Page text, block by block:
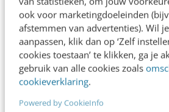
ook voor marketingdoeleinden
afstemmen van advertenties). Wil
aanpassen, klik dan op ‘Zelf
cookies toestaan’ te klikken, ga je
gebruik van alle cookies zoals
cookieverklaring.
Powered by CookieInfo
gedragen, heeft dat ook zijn
voetbalclub. Clubs zouden
richtlijnen kunnen opstellen
voetballers, zoals:
Gedraag je conform de